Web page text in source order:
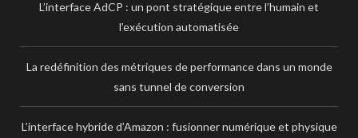
L’interface AdCP : un pont stratégique entre l’humain et
l’exécution automatisée
La redéfinition des métriques de performance dans un monde
sans tunnel de conversion
L’interface hybride d’Amazon : fusionner numérique et physique